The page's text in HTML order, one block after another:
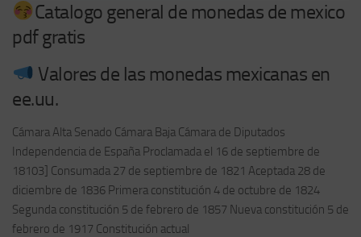
Catalogo general de monedas de mexico
pdf gratis
Valores de las monedas mexicanas en
ee.uu.
Cámara Alta Senado Cámara Baja Cámara de Diputados
Independencia de España Proclamada el 16 de septiembre de
18103] Consumada 27 de septiembre de 1821 Aceptada 28 de
diciembre de 1836 Primera constitución 4 de octubre de 1824
Segunda constitución 5 de febrero de 1857 Nueva constitución 5 de
febrero de 1917 Constitución actual